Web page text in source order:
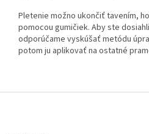
Pletenie možno ukončiť tavením,
pomocou gumičiek. Aby ste
odporúčame vyskúšať metódu
potom ju aplikovať na ostatné